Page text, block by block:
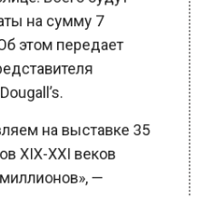
этом передает
на выставке 35
XIX-XXI веков
—
дома